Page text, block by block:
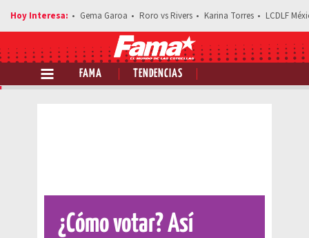
Gema Garoa Roro vs Rivers Karina Torres LCDLF
FAMA TENDENCIAS
Comparte esta noticia
¿Cómo votar? Así